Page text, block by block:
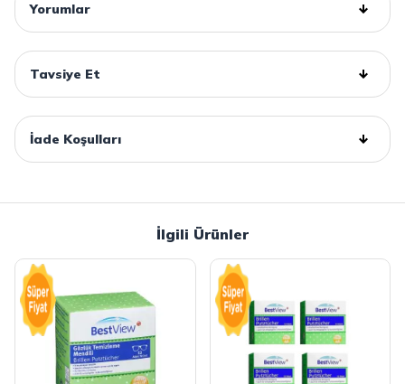
Yorumlar
Tavsiye Et
İade Koşulları
İlgili Ürünler